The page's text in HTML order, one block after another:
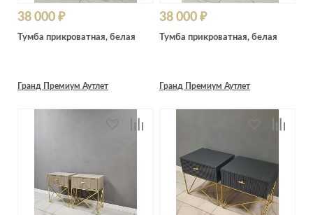
38 000 ₽
Тумба прикроватная, белая
Гранд Премиум Аутлет
38 000 ₽
Тумба прикроватная, белая
Гранд Премиум Аутлет